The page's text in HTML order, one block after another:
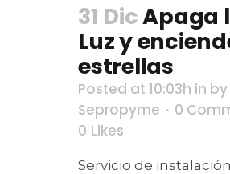
31 DicApaga
Luz y
estrellas
Posted at 10:03h in by
Sepropyme
0
0 Likes
Servicio de